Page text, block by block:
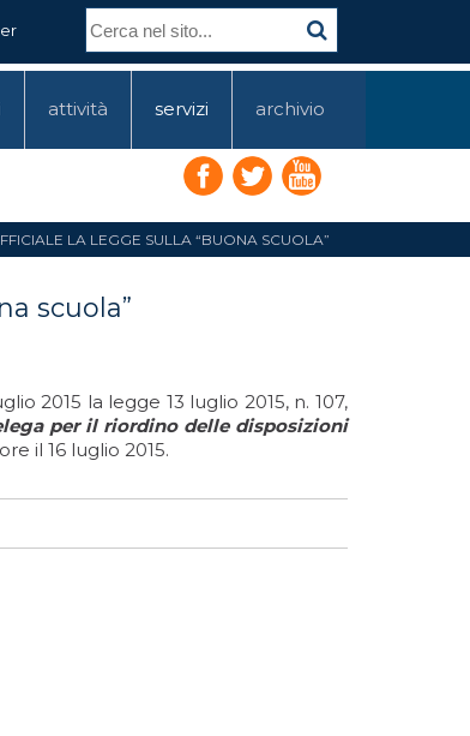
attività servizi archivio
LA LEGGE SULLA “BUONA SCUOLA”
scuola”
2015 la legge 13 luglio 2015, n. 107,
per il riordino delle disposizioni
il 16 luglio 2015.